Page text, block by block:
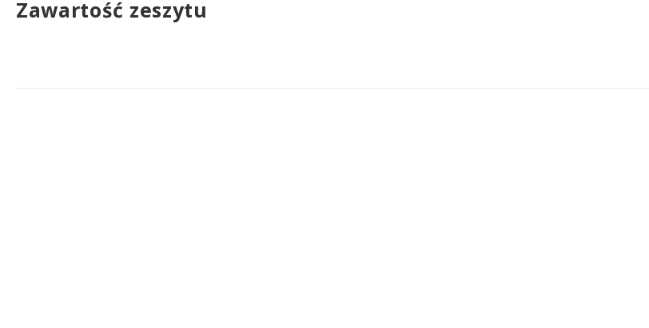
Zawartość zeszytu